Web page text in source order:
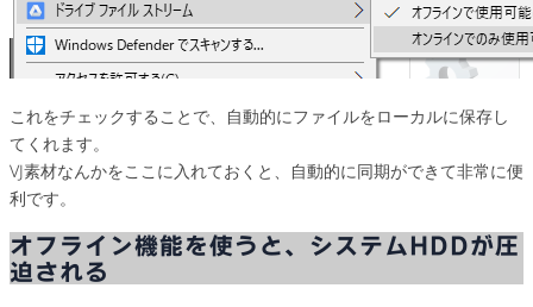
これをチェックすることで、自動的にファイルをローカルに保存し
てくれます。
VJ素材なんかをここに入れておくと、自動的に同期ができて非常に便
利です。
オフライン機能を使うと、システムHDDが圧
迫される